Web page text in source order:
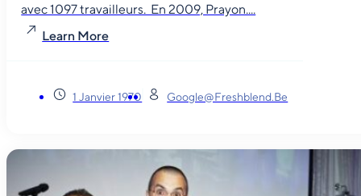
avec 1097 travailleurs. En 2009, Prayon....
Learn More
1 Janvier 1970 Google@freshblend.be